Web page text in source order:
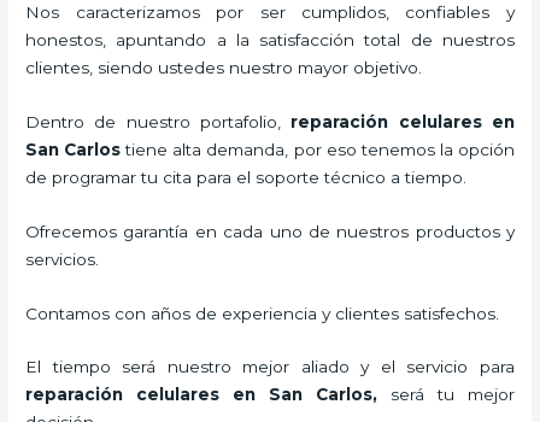
Nos caracterizamos por ser cumplidos, confiables y
honestos, apuntando a la satisfacción total de nuestros
clientes, siendo ustedes nuestro mayor objetivo.
Dentro de nuestro portafolio, reparación celulares en
San Carlostiene alta demanda, por eso tenemos la opción
de programar tu cita para el soporte técnico a tiempo.
Ofrecemos garantía en cada uno de nuestros productos y
servicios.
Contamos con años de experiencia y clientes satisfechos.
El tiempo será nuestro mejor aliado y el servicio para
reparación celulares
en San Carlos, será tu mejor